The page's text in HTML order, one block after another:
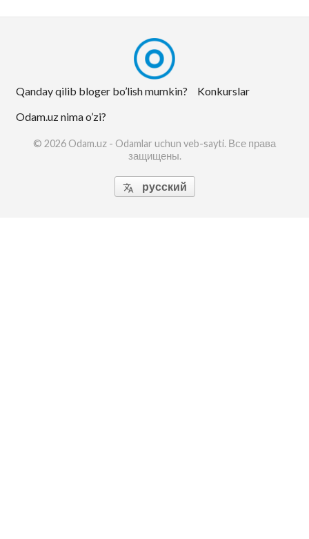
Qanday qilib bloger bo’lish mumkin?
Konkurslar
Odam.uz nima o’zi?
© 2026 Odam.uz - Odamlar uchun veb-sayti. Все права
защищены.
 русский